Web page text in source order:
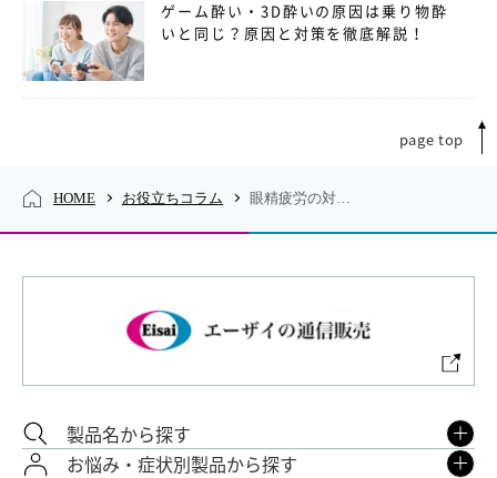
ゲーム酔い・3D酔いの原因は乗り物酔
いと同じ？原因と対策を徹底解説！
page top
HOME お役立ちコラム 眼精疲労の対処方法【眼精疲労の原因と対策】
製品名から探す
お悩み・症状別製品から探す